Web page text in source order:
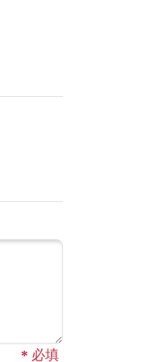
* 必填